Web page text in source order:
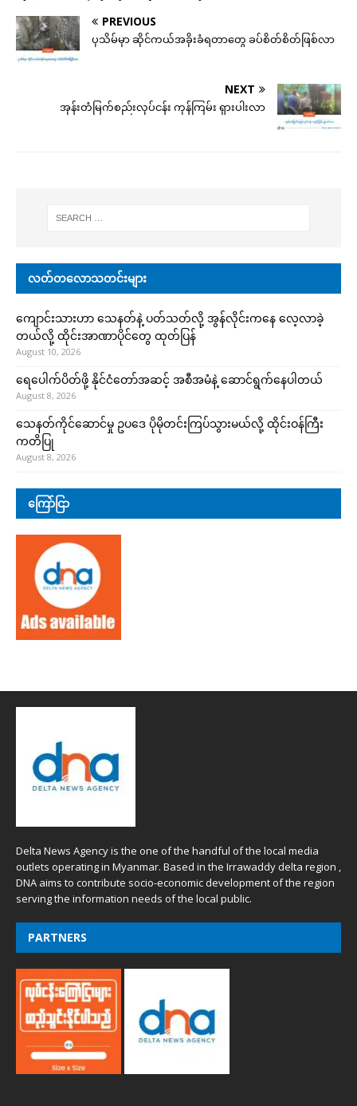
PREVIOUS
ပုသိမ်မှာ ဆိုင်ကယ်အခိုးခံရတာတွေ ခပ်စိတ်စိတ်ဖြစ်လာ
NEXT
အုန်းတံမြက်စည်းလုပ်ငန်း ကုန်ကြမ်း ရှားပါးလာ
လတ်တလောသတင်းများ
ကျောင်းသားဟာ သေနတ်နဲ့ ပတ်သတ်လို့ အွန်လိုင်းကနေ လေ့လာခဲ့
တယ်လို့ ထိုင်းအာဏာပိုင်တွေ ထုတ်ပြန်
August 10, 2026
ရေပေါက်ပိတ်ဖို့ နိုင်ငံတော်အဆင့် အစီအမံနဲ့ ဆောင်ရွက်နေပါတယ်
August 8, 2026
သေနတ်ကိုင်ဆောင်မှု ဥပဒေ ပိုမိုတင်းကြပ်သွားမယ်လို့ ထိုင်းဝန်ကြီး
ကတိပြု
August 8, 2026
ကြော်ငြာ
Delta News Agency is the one of the handful of the local media
outlets operating in Myanmar. Based in the Irrawaddy delta region ,
DNA aims to contribute socio-economic development of the region
serving the information needs of the local public.
PARTNERS